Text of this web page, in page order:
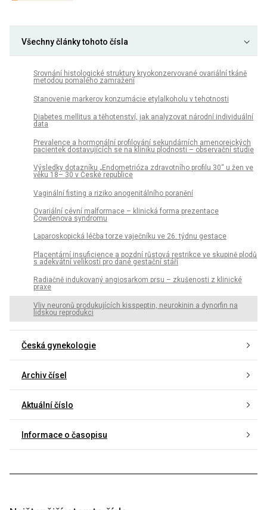
Všechny články tohoto čísla
Srovnání histologické struktury kryokonzervované ovariální tkáně
metodou pomalého zamražení
Stanovenie markerov konzumácie etylalkoholu v tehotnosti
Diabetes mellitus a těhotenství, jak analyzovat národní individuální
data
Prevalence a hormonální profilování sekundárních amenoreických
pacientek dostavujících se na kliniku plodnosti – observační studie
Výsledky dotazníku „Endometrióza zdravotního profilu 30“ u žen ve
věku 18– 30 v České republice
Vaginální fisting a riziko anogenitálního poranění
Ovariální cévní malformace – klinická forma prezentace
Cowdenova syndromu
Laparoskopická léčba torze vaječníku ve 26. týdnu gestace
Placentární insuficience a pozdní růstová restrikce ve skupině plodů
s adekvátní velikostí pro dané gestační stáří
Radiačně indukovaný angiosarkom prsu – zkušenosti z klinické
praxe
Vliv neuronů produkujících kisspeptin, neurokinin a dynorfin na
lidskou reprodukci
Česká gynekologie
Archiv čísel
Aktuální číslo
Informace o časopisu